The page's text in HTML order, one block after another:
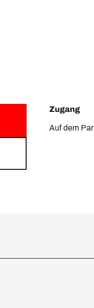
Zugang
Zugang
Auf dem